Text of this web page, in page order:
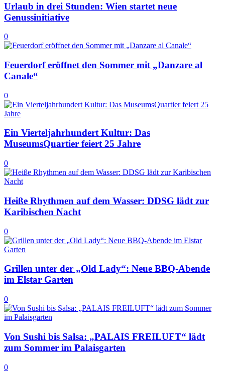
Urlaub in drei Stunden: Wien startet neue
Genussinitiative
0
Feuerdorf eröffnet den Sommer mit „Danzare al
Canale“
0
Ein Vierteljahrhundert Kultur: Das
MuseumsQuartier feiert 25 Jahre
0
Heiße Rhythmen auf dem Wasser: DDSG lädt zur
Karibischen Nacht
0
Grillen unter der „Old Lady“: Neue BBQ-Abende
im Elstar Garten
0
Von Sushi bis Salsa: „PALAIS FREILUFT“ lädt
zum Sommer im Palaisgarten
0